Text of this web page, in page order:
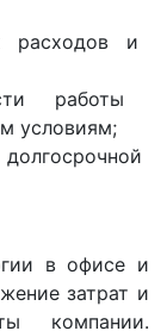
расходов и
работы
условиям;
в офисе и
затрат и
компании.